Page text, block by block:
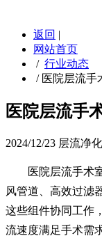
返回 |
网站首页
/ 行业动态
/ 医院层流手
医院层流手
2024/12/23 层流净化
医院层流手术
风管道、高效过滤
这些组件协同工作
流速度满足手术需